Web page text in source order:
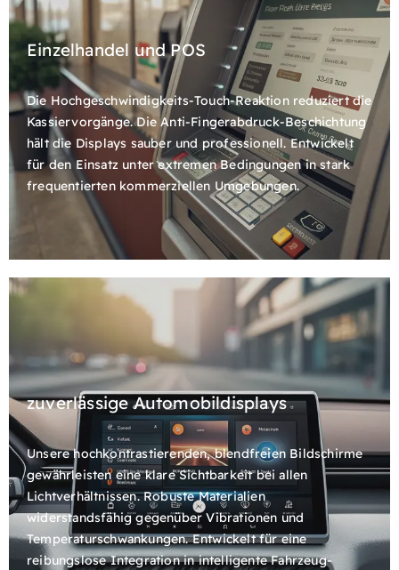
Einzelhandel und POS
Die Hochgeschwindigkeits-Touch-Reaktion reduziert die
Kassiervorgänge. Die Anti-Fingerabdruck-Beschichtung
hält die Displays sauber und professionell. Entwickelt
für den Einsatz unter extremen Bedingungen in stark
frequentierten kommerziellen Umgebungen.
zuverlässige Automobildisplays
Unsere hochkontrastierenden, blendfreien Bildschirme
gewährleisten eine klare Sichtbarkeit bei allen
Lichtverhältnissen. Robuste Materialien
widerstandsfähig gegenüber Vibrationen und
Temperaturschwankungen. Entwickelt für eine
reibungslose Integration in intelligente Fahrzeug-